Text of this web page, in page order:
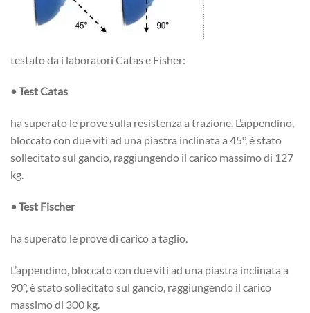
testato da i laboratori Catas e Fisher:
• Test Catas
ha superato le prove sulla resistenza a trazione. L’appendino,
bloccato con due viti ad una piastra inclinata a 45°, è stato
sollecitato sul gancio, raggiungendo il carico massimo di 127
kg.
• Test Fischer
ha superato le prove di carico a taglio.
L’appendino, bloccato con due viti ad una piastra inclinata a
90°, è stato sollecitato sul gancio, raggiungendo il carico
massimo di 300 kg.